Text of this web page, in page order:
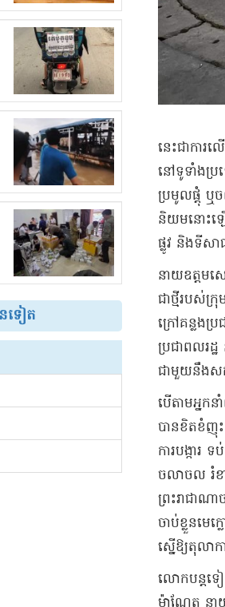
នទៀត
នេះ​ជាកា
នៅ​ទូទាំងប្រ
ប្រមូលផ្តុំ ឬ​
និយម​នោះឡើ
ផ្លូវ និង​ទីស
នាយ​ឧ​ត្ត​ម​ស
ជាថ្មី​របស់​ក្
ក្រៅ​គន្លង​ប្
ប្រជាពលរដ្
ជាមួយនឹង​ស
បើតាម​អ្នក
បាន​ខិតខំ​ញុ
ការ​បង្ការ
ចលាចល រំខ
ព្រះរាជាណ
ចាប់ខ្លួន​ម
ស្នើឱ្យ​តុលាក
លោក​បន្តទៀ